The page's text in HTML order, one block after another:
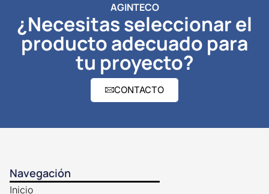
AGINTECO
¿Necesitas seleccionar el
producto adecuado para
tu proyecto?
CONTACTO
Navegación
Inicio